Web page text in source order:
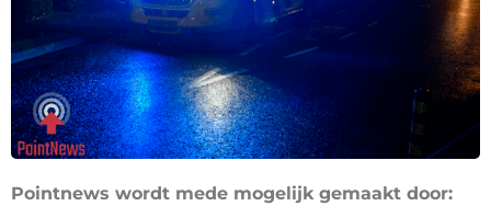
Pointnews wordt mede mogelijk gemaakt door: